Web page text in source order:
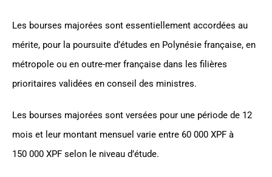
Les bourses majorées sont essentiellement accordées au
mérite, pour la poursuite d’études en Polynésie française, en
métropole ou en outre-mer française dans les filières
prioritaires validées en conseil des ministres.
Les bourses majorées sont versées pour une période de 12
mois et leur montant mensuel varie entre 60 000 XPF à
150 000 XPF selon le niveau d’étude.